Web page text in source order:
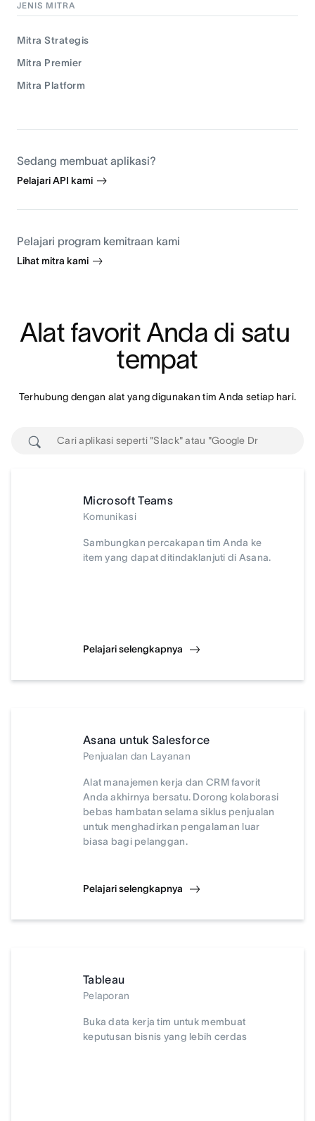
JENIS MITRA
Mitra Strategis
Mitra Premier
Mitra Platform
Sedang membuat aplikasi?
Pelajari API kami
Pelajari program kemitraan kami
Lihat mitra kami
Alat favorit Anda di satu
tempat
Terhubung dengan alat yang digunakan tim Anda setiap hari.
Microsoft Teams
Komunikasi
Sambungkan percakapan tim Anda ke
item yang dapat ditindaklanjuti di Asana.
Pelajari selengkapnya
Asana untuk Salesforce
Penjualan dan Layanan
Alat manajemen kerja dan CRM favorit
Anda akhirnya bersatu. Dorong kolaborasi
bebas hambatan selama siklus penjualan
untuk menghadirkan pengalaman luar
biasa bagi pelanggan.
Pelajari selengkapnya
Tableau
Pelaporan
Buka data kerja tim untuk membuat
keputusan bisnis yang lebih cerdas